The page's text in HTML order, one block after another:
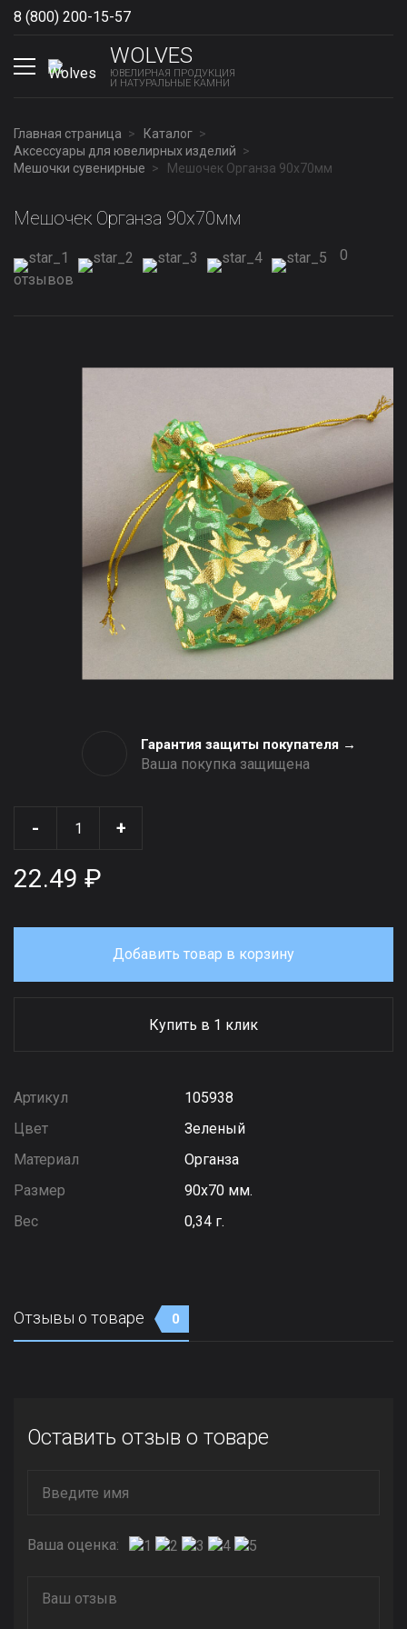
8 (800) 200-15-57
WOLVES
ЮВЕЛИРНАЯ ПРОДУКЦИЯ
И НАТУРАЛЬНЫЕ КАМНИ
Главная страница
Каталог
Аксессуары для ювелирных изделий
Мешочки сувенирные
Мешочек Органза 90x70мм
Мешочек Органза 90x70мм
0
отзывов
Гарантия защиты покупателя →
Ваша покупка защищена
- +
22.49 ₽
Добавить товар в корзину
Купить в 1 клик
Артикул
105938
Цвет
Зеленый
Материал
Органза
Размер
90х70 мм.
Вес
0,34 г.
Отзывы о товаре 0
Оставить отзыв о товаре
Ваша оценка: